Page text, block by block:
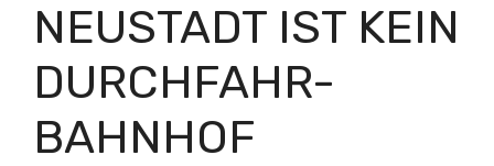
NEUSTADT IST KEIN
DURCHFAHR-
BAHNHOF